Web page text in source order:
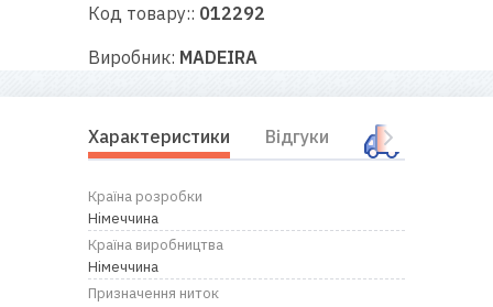
Код товару:: 012292
Виробник: MADEIRA
Характеристики Відгуки
Країна розробки
Німеччина
Країна виробництва
Німеччина
Призначення ниток